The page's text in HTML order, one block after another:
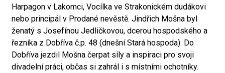
Harpagon v Lakomci, Vocílka ve Strakonickém dudákovi
nebo principál v Prodané nevěstě. Jindřich Mošna byl
ženatý s Josefínou Jedličkovou, dcerou hospodského a
řezníka z Dobříva č.p. 48 (dnešní Stará hospoda). Do
Dobříva jezdil Mošna čerpat síly a inspiraci pro svoji
divadelní práci, občas si zahrál i s místními ochotníky.